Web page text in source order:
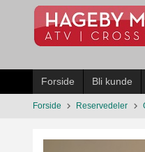
innholdet
Forside Bli kunde
Forside Reservedeler